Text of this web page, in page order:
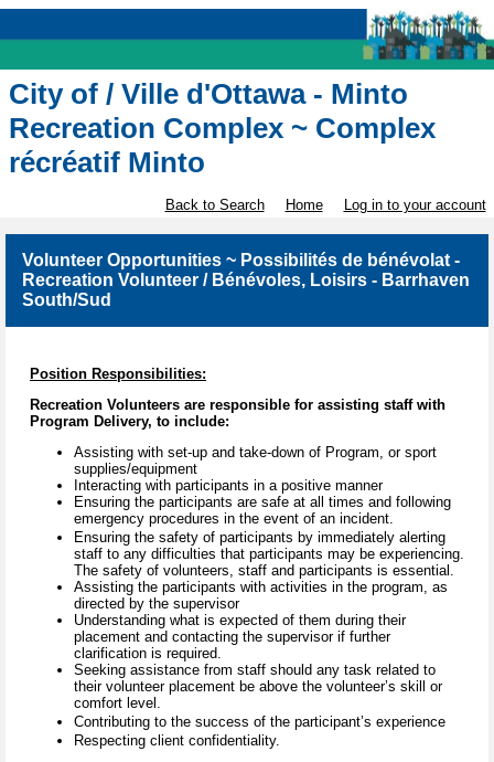
City of / Ville d'Ottawa - Minto
Recreation Complex ~ Complex
récréatif Minto
Back to Search Home Log in to your account
Volunteer Opportunities ~ Possibilités de bénévolat -
Recreation Volunteer / Bénévoles, Loisirs - Barrhaven
South/Sud
Position Responsibilities:
Recreation Volunteers are responsible for assisting staff with
Program Delivery, to include:
Assisting with set-up and take-down of Program, or sport
supplies/equipment
Interacting with participants in a positive manner
Ensuring the participants are safe at all times and following
emergency procedures in the event of an incident.
Ensuring the safety of participants by immediately alerting
staff to any difficulties that participants may be experiencing.
The safety of volunteers, staff and participants is essential.
Assisting the participants with activities in the program, as
directed by the supervisor
Understanding what is expected of them during their
placement and contacting the supervisor if further
clarification is required.
Seeking assistance from staff should any task related to
their volunteer placement be above the volunteer’s skill or
comfort level.
Contributing to the success of the participant’s experience
Respecting client confidentiality.